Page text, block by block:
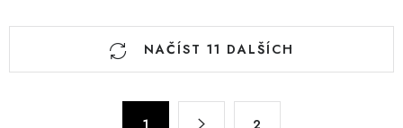
O
NAČÍST 11 DALŠÍCH